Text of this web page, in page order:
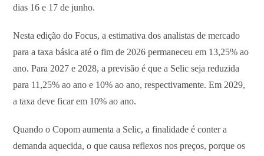
dias 16 e 17 de junho.
Nesta edição do Focus, a estimativa dos analistas de mercado
para a taxa básica até o fim de 2026 permaneceu em 13,25% ao
ano. Para 2027 e 2028, a previsão é que a Selic seja reduzida
para 11,25% ao ano e 10% ao ano, respectivamente. Em 2029,
a taxa deve ficar em 10% ao ano.
Quando o Copom aumenta a Selic, a finalidade é conter a
demanda aquecida, o que causa reflexos nos preços, porque os